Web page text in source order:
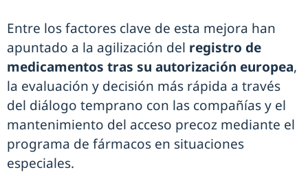
Entre los factores clave de esta mejora han
apuntado a la agilización del registro de
medicamentos tras su autorización europea,
la evaluación y decisión más rápida a través
del diálogo temprano con las compañías y el
mantenimiento del acceso precoz mediante el
programa de fármacos en situaciones
especiales.